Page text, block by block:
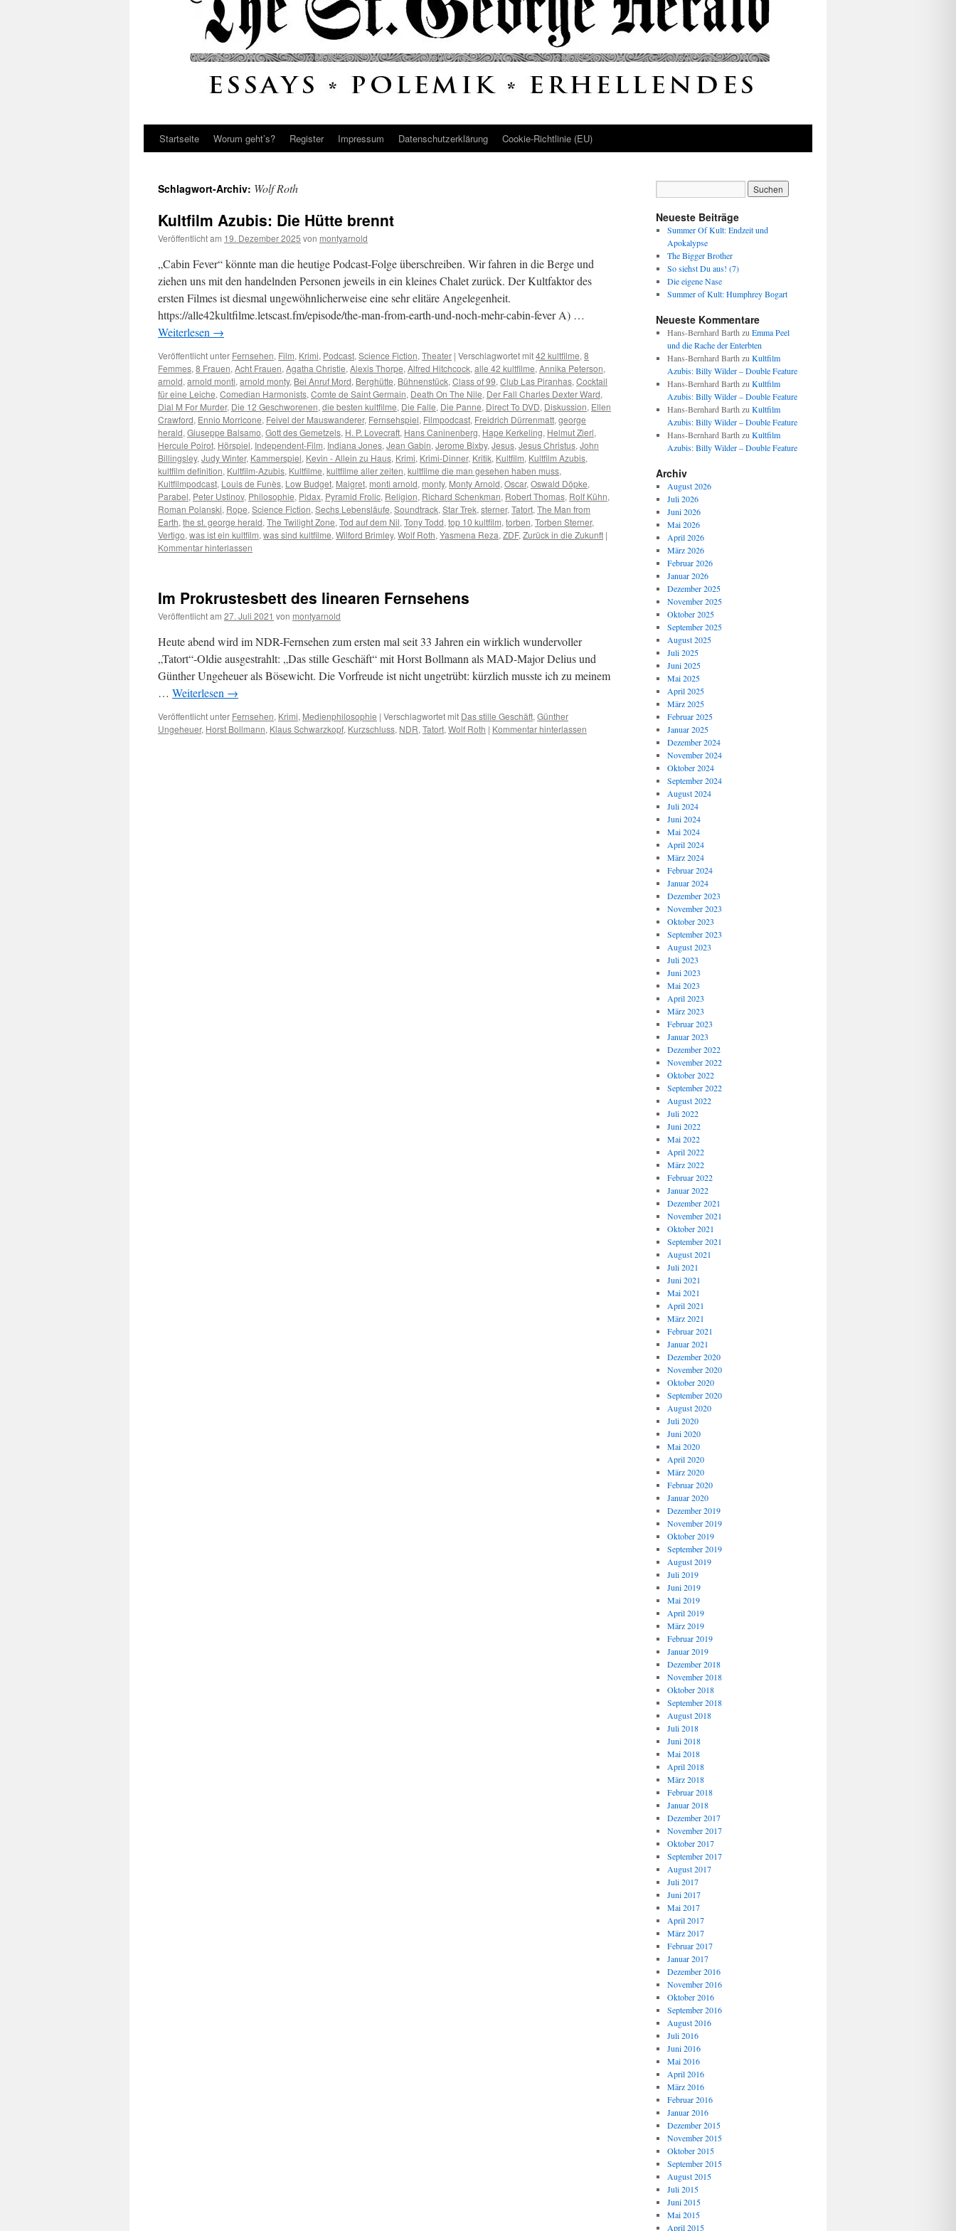
Startseite Worum geht’s? Register Impressum Datenschutz­erklärung Cookie-Richtlinie (EU)
Schlagwort-Archiv: Wolf Roth
Kultfilm Azubis: Die Hütte brennt
Veröffentlicht am 19. Dezember 2025 von montyarnold
„Cabin Fever“ könnte man die heutige Podcast-Folge überschreiben. Wir fahren in die Berge und
ziehen uns mit den handelnden Personen jeweils in ein kleines Chalet zurück. Der Kultfaktor des
ersten Filmes ist diesmal ungewöhnlicherweise eine sehr elitäre Angelegenheit.
https://alle42kultfilme.letscast.fm/episode/the-man-from-earth-und-noch-mehr-cabin-fever A) …
Weiterlesen →
Veröffentlicht unter Fernsehen, Film, Krimi, Podcast, Science Fiction, Theater | Verschlagwortet mit42 kultfilme, 8
Femmes, 8 Frauen, Acht Frauen, Agatha Christie, Alexis Thorpe, Alfred Hitchcock, alle 42 kultfilme, Annika Peterson,
arnold, arnold monti, arnold monty, Bei Anruf Mord, Berghütte, Bühnenstück, Class of 99, Club Las Piranhas, Cocktail
für eine Leiche, Comedian Harmonists, Comte de Saint Germain, Death On The Nile, Der Fall Charles Dexter Ward,
Dial M For Murder, Die 12 Geschworenen, die besten kultfilme, Die Falle, Die Panne, Direct To DVD, Diskussion, Ellen
Crawford, Ennio Morricone, Feivel der Mauswanderer, Fernsehspiel, Filmpodcast, Freidrich Dürrenmatt, george
herald, Giuseppe Balsamo, Gott des Gemetzels, H. P. Lovecraft, Hans Caninenberg, Hape Kerkeling, Helmut Zierl,
Hercule Poirot, Hörspiel, Independent-Film, Indiana Jones, Jean Gabin, Jerome Bixby, Jesus, Jesus Christus, John
Billingsley, Judy Winter, Kammerspiel, Kevin - Allein zu Haus, Krimi, Krimi-Dinner, Kritik, Kultfilm, Kultfilm Azubis,
kultfilm definition, Kultfilm-Azubis, Kultfilme, kultfilme aller zeiten, kultfilme die man gesehen haben muss,
Kultfilmpodcast, Louis de Funès, Low Budget, Maigret, monti arnold, monty, Monty Arnold, Oscar, Oswald Döpke,
Parabel, Peter Ustinov, Philosophie, Pidax, Pyramid Frolic, Religion, Richard Schenkman, Robert Thomas, Rolf Kühn,
Roman Polanski, Rope, Science Fiction, Sechs Lebensläufe, Soundtrack, Star Trek, sterner, Tatort, The Man from
Earth, the st. george herald, The Twilight Zone, Tod auf dem Nil, Tony Todd, top 10 kultfilm, torben, Torben Sterner,
Vertigo, was ist ein kultfilm, was sind kultfilme, Wilford Brimley, Wolf Roth, Yasmena Reza, ZDF, Zurück in die Zukunft |
Kommentar hinterlassen
Im Prokrustesbett des linearen Fernsehens
Veröffentlicht am 27. Juli 2021 von montyarnold
Heute abend wird im NDR-Fernsehen zum ersten mal seit 33 Jahren ein wirklich wundervoller
„Tatort“-Oldie ausgestrahlt: „Das stille Geschäft“ mit Horst Bollmann als MAD-Major Delius und
Günther Ungeheuer als Bösewicht. Die Vorfreude ist nicht ungetrübt: kürzlich musste ich zu meinem
… Weiterlesen →
Veröffentlicht unter Fernsehen, Krimi, Medienphilosophie | Verschlagwortet mit Das stille Geschäft, Günther
Ungeheuer, Horst Bollmann, Klaus Schwarzkopf, Kurzschluss, NDR, Tatort, Wolf Roth | Kommentar hinterlassen
Neueste Beiträge
Summer Of Kult: Endzeit und
Apokalypse
The Bigger Brother
So siehst Du aus! (7)
Die eigene Nase
Summer of Kult: Humphrey Bogart
Neueste Kommentare
Hans-Bernhard Barth zu Emma Peel
und die Rache der Enterbten
Hans-Bernhard Barth zu Kultfilm
Azubis: Billy Wilder – Double Feature
Hans-Bernhard Barth zu Kultfilm
Azubis: Billy Wilder – Double Feature
Hans-Bernhard Barth zu Kultfilm
Azubis: Billy Wilder – Double Feature
Hans-Bernhard Barth zu Kultfilm
Azubis: Billy Wilder – Double Feature
Archiv
August 2026
Juli 2026
Juni 2026
Mai 2026
April 2026
März 2026
Februar 2026
Januar 2026
Dezember 2025
November 2025
Oktober 2025
September 2025
August 2025
Juli 2025
Juni 2025
Mai 2025
April 2025
März 2025
Februar 2025
Januar 2025
Dezember 2024
November 2024
Oktober 2024
September 2024
August 2024
Juli 2024
Juni 2024
Mai 2024
April 2024
März 2024
Februar 2024
Januar 2024
Dezember 2023
November 2023
Oktober 2023
September 2023
August 2023
Juli 2023
Juni 2023
Mai 2023
April 2023
März 2023
Februar 2023
Januar 2023
Dezember 2022
November 2022
Oktober 2022
September 2022
August 2022
Juli 2022
Juni 2022
Mai 2022
April 2022
März 2022
Februar 2022
Januar 2022
Dezember 2021
November 2021
Oktober 2021
September 2021
August 2021
Juli 2021
Juni 2021
Mai 2021
April 2021
März 2021
Februar 2021
Januar 2021
Dezember 2020
November 2020
Oktober 2020
September 2020
August 2020
Juli 2020
Juni 2020
Mai 2020
April 2020
März 2020
Februar 2020
Januar 2020
Dezember 2019
November 2019
Oktober 2019
September 2019
August 2019
Juli 2019
Juni 2019
Mai 2019
April 2019
März 2019
Februar 2019
Januar 2019
Dezember 2018
November 2018
Oktober 2018
September 2018
August 2018
Juli 2018
Juni 2018
Mai 2018
April 2018
März 2018
Februar 2018
Januar 2018
Dezember 2017
November 2017
Oktober 2017
September 2017
August 2017
Juli 2017
Juni 2017
Mai 2017
April 2017
März 2017
Februar 2017
Januar 2017
Dezember 2016
November 2016
Oktober 2016
September 2016
August 2016
Juli 2016
Juni 2016
Mai 2016
April 2016
März 2016
Februar 2016
Januar 2016
Dezember 2015
November 2015
Oktober 2015
September 2015
August 2015
Juli 2015
Juni 2015
Mai 2015
April 2015